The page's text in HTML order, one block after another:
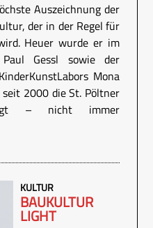
Auszeichnung der
der in der Regel für
Heuer wurde er im
Gessl sowie der
Mona
seit 2000 die St. Pöltner
– nicht immer
KULTUR
BAUKULTUR
LIGHT